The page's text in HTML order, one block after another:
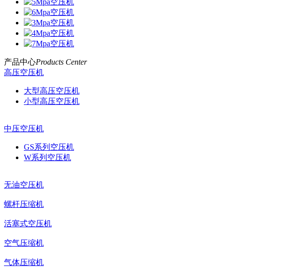
产品中心Products Center
高压空压机
大型高压空压机
小型高压空压机
中压空压机
GS系列空压机
W系列空压机
无油空压机
螺杆压缩机
活塞式空压机
空气压缩机
气体压缩机